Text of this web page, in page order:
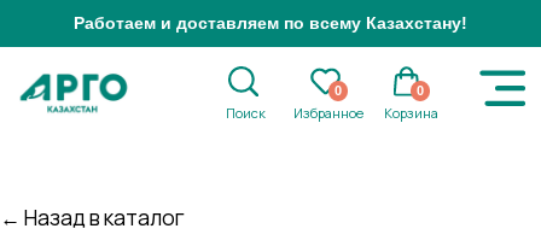
Избранное Корзина
0
Работаем и доставляем по всему Казахстану!